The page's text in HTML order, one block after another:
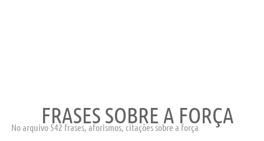
FRASES SOBRE A FORÇA
No arquivo 542 frases, aforismos, citações sobre a força